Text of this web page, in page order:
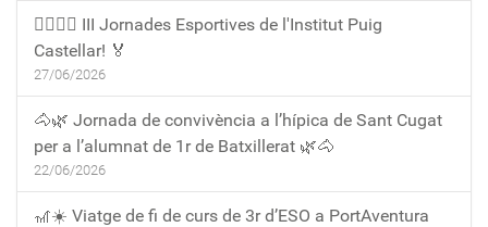
🏃‍♀️🏃‍♂️ III Jornades Esportives de l'Institut Puig
Castellar! 🏅
27/06/2026
🐴🌿 Jornada de convivència a l’hípica de Sant Cugat
per a l’alumnat de 1r de Batxillerat 🌿🐴
22/06/2026
🎢☀️ Viatge de fi de curs de 3r d’ESO a PortAventura